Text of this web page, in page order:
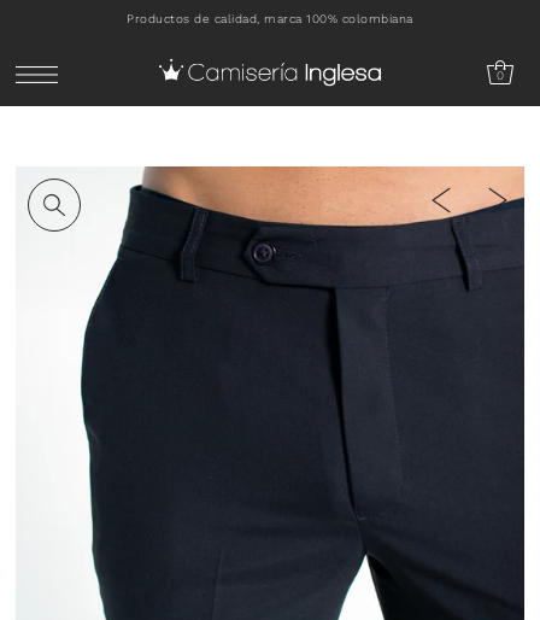
IR DIRECTAMENTE AL CONTENIDO
Productos de calidad, marca 100% colombiana
0